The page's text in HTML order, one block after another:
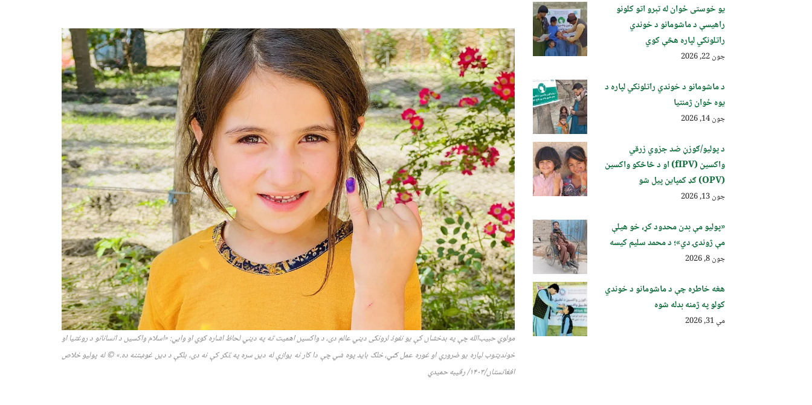
مولوي حبیب‌الله چې په بدخشان کې یو نفوذ لرونکی دیني عالم دی، د واکسین اهمیت ته په دیني لحاظ اشاره کوي او وايي: «اسلام واکسین د انسانانو د روغتیا او
خوندیتوب لپاره یو ضروري او غوره عمل ګڼي، خلک باید پوه شي چې دا کار نه یوازې له دین سره په ټکر کې نه دی، بلکې د دین غوښتنه ده.»©له پولیو خلاص
افغانستان/۱۴۰۳/ رقیبه حمید ي
یو خوستی ځوان له تېرو اتو کلونو
راهیسې د ماشومانو د خوندي
راتلونکي لپاره هڅې کوي
جون 22, 2026
د ماشومانو د خوندي راتلونکي لپاره د
یوه ځوان ژمنتیا
جون 14, 2026
د پولیو/ګوزڼ ضد جزوي زرقي
واکسین (fIPV) او د څاڅکو واکسین
(OPV) ګډ کمپاین پيل شو
جون 13, 2026
«پولیو مې بدن محدود کړ، خو هیلې
مې ژوندۍ دي»؛ د محمد سلیم کیسه
جون 8, 2026
هغه خاطره چې د ماشومانو د خوندي
کولو په ژمنه بدله شوه
مې 31, 2026